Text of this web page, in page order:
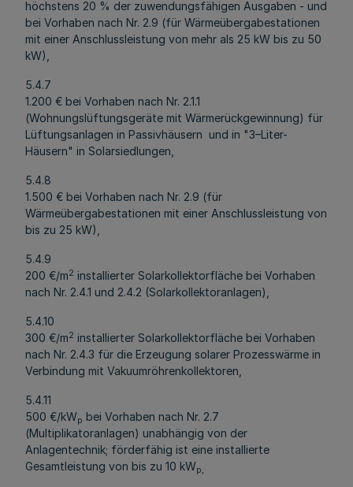
höchstens 20 % der zuwendungsfähigen Ausgaben - und
bei Vorhaben nach Nr. 2.9 (für Wärmeübergabestationen
mit einer Anschlussleistung von mehr als 25 kW bis zu 50
kW),
5.4.7
1.200 € bei Vorhaben nach Nr. 2.1.1
(Wohnungslüftungsgeräte mit Wärmerückgewinnung) für
Lüftungsanlagen in Passivhäusern und in "3–Liter-
Häusern" in Solarsiedlungen,
5.4.8
1.500 € bei Vorhaben nach Nr. 2.9 (für
Wärmeübergabestationen mit einer Anschlussleistung von
bis zu 25 kW),
5.4.9
200 €/m2 installierter Solarkollektorfläche bei Vorhaben
nach Nr. 2.4.1 und 2.4.2 (Solarkollektoranlagen),
5.4.10
300 €/m2 installierter Solarkollektorfläche bei Vorhaben
nach Nr. 2.4.3 für die Erzeugung solarer Prozesswärme in
Verbindung mit Vakuumröhrenkollektoren,
5.4.11
500 €/kWp bei Vorhaben nach Nr. 2.7
(Multiplikatoranlagen) unabhängig von der
Anlagentechnik; förderfähig ist eine installierte
Gesamtleistung von bis zu 10 kWp,